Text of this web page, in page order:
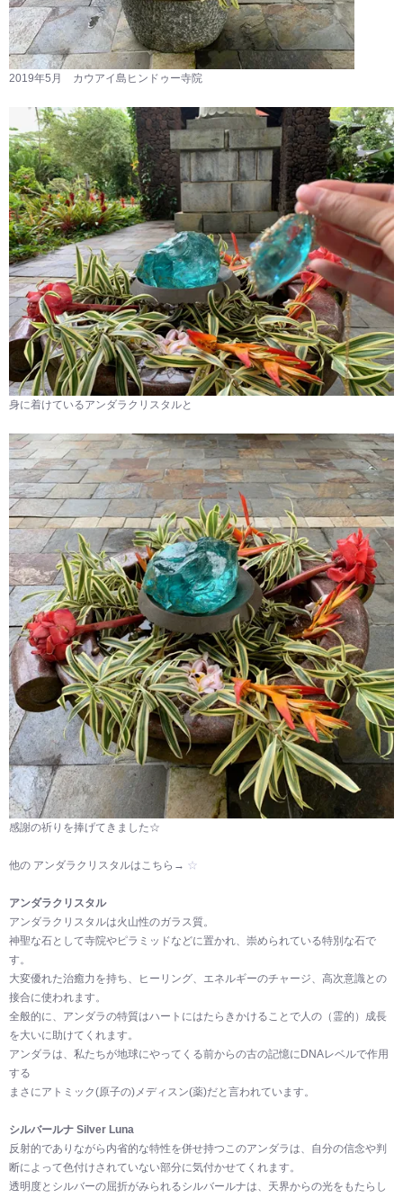
2019年5月 カウアイ島ヒンドゥー寺院
身に着けているアンダラクリスタルと
感謝の祈りを捧げてきました☆
他の アンダラクリスタルはこちら→ ☆
アンダラクリスタル
アンダラクリスタルは火山性のガラス質。
神聖な石として寺院やピラミッドなどに置かれ、崇められている特別な石で
す。
大変優れた治癒力を持ち、ヒーリング、エネルギーのチャージ、高次意識との
接合に使われます。
全般的に、アンダラの特質はハートにはたらきかけることで人の（霊的）成長
を大いに助けてくれます。
アンダラは、私たちが地球にやってくる前からの古の記憶にDNAレベルで作用
する
まさにアトミック(原子の)メディスン(薬)だと言われています。
シルバールナ Silver Luna
反射的でありながら内省的な特性を併せ持つこのアンダラは、自分の信念や判
断によって色付けされていない部分に気付かせてくれます。
透明度とシルバーの屈折がみられるシルバールナは、天界からの光をもたらし